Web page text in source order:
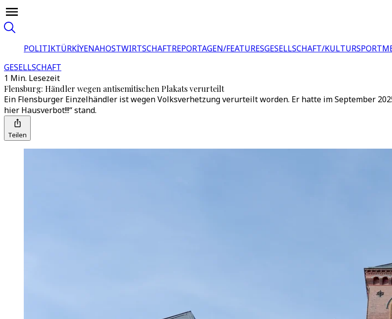
POLITIKTÜRKİYENAHOSTWIRTSCHAFTREPORTAGEN/FEATURESGESELLSCHAFT/KULTURSPORT
GESELLSCHAFT
1 Min. Lesezeit
Flensburg: Händler wegen antisemitischen Plakats verurteilt
Ein Flensburger Einzelhändler ist wegen Volksverhetzung verurteilt worden. Er hatte im September
hier Hausverbot!!!“ stand.
Teilen